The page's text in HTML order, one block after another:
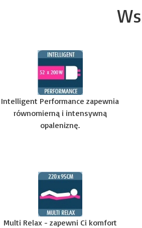
Intelligent Performance zapewnia
równomierną i intensywną
opaleniznę.
Multi Relax - zapewni Ci komfort